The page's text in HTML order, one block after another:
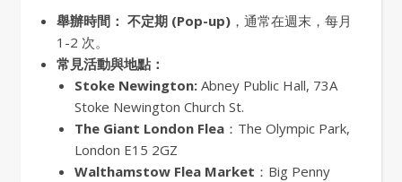
舉辦時間： 不定期 (Pop-up) ，通常在週末，每月
1-2 次。
常見活動與地點：
Stoke Newington: Abney Public Hall, 73A
Stoke Newington Church St.
The Giant London Flea ：The Olympic Park,
London E15 2GZ
Walthamstow Flea Market ：Big Penny